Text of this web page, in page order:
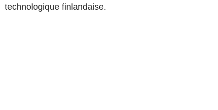
technologique finlandaise.